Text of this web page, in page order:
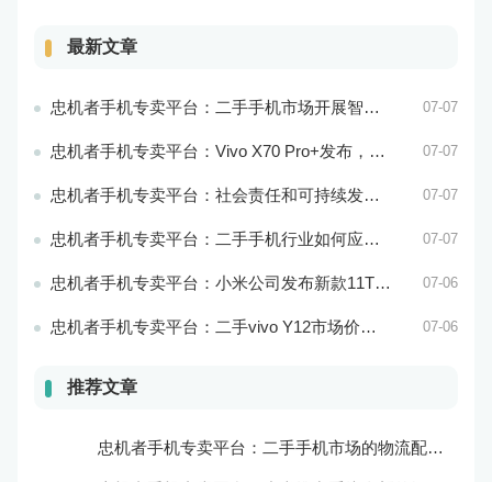
最新文章
忠机者手机专卖平台：二手手机市场开展智能化运营，优化市场流程和效率 07-07
忠机者手机专卖平台：Vivo X70 Pro+发布，搭载超强的拍照能力和高效的处理器 07-07
忠机者手机专卖平台：社会责任和可持续发展是二手手机行业发展的关键 07-07
忠机者手机专卖平台：二手手机行业如何应对环境保护的责任 07-07
忠机者手机专卖平台：小米公司发布新款11T Pro手机，搭载120W快充技术 07-06
忠机者手机专卖平台：二手vivo Y12市场价格相对稳定 07-06
推荐文章
忠机者手机专卖平台：二手手机市场的物流配送和出售方式